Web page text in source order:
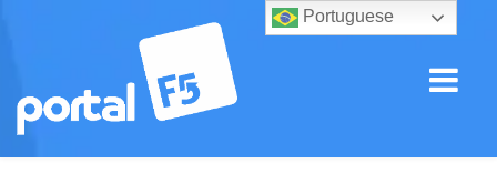
Portuguese